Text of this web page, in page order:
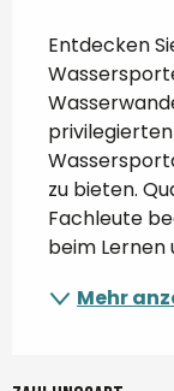
Entdecken
zu bieten.
Fachleute
beim Lernen
Mehr